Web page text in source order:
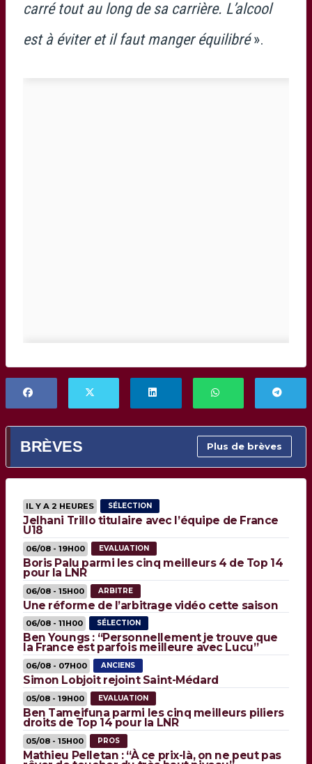
carré tout au long de sa carrière. L’alcool
est à éviter et il faut manger équilibré».
BRÈVES Plus de brèves
IL Y A 2 HEURES SÉLECTION
Jelhani Trillo titulaire avec l’équipe de France
U18
06/08 - 19H00 EVALUATION
Boris Palu parmi les cinq meilleurs 4 de Top 14
pour la LNR
06/08 - 15H00 ARBITRE
Une réforme de l’arbitrage vidéo cette saison
06/08 - 11H00 SÉLECTION
Ben Youngs : “Personnellement je trouve que
la France est parfois meilleure avec Lucu”
06/08 - 07H00 ANCIENS
Simon Lobjoit rejoint Saint-Médard
05/08 - 19H00 EVALUATION
Ben Tameifuna parmi les cinq meilleurs piliers
droits de Top 14 pour la LNR
05/08 - 15H00 PROS
Mathieu Pelletan : “À ce prix-là, on ne peut pas